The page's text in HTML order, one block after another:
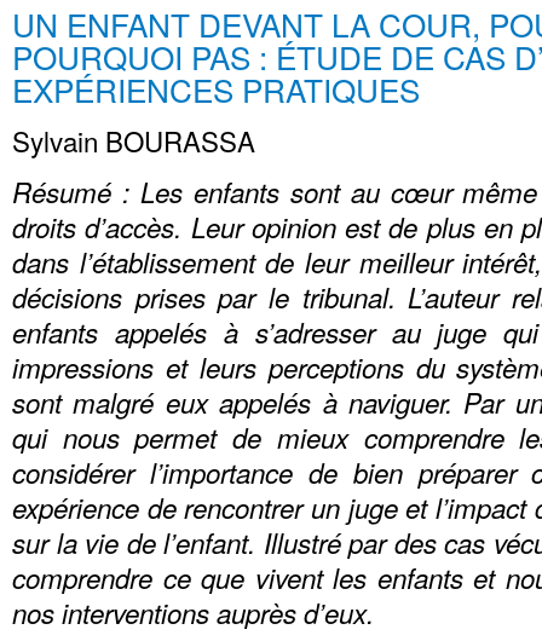
UN ENFANT DEVANT LA COUR,
POURQUOI PAS : ÉTUDE DE CAS
EXPÉRIENCES PRATIQUES
Sylvain BOURASSA
Résumé : Les enfants sont au cœur
droits d’accès. Leur opinion est de plus en
dans l’établissement de leur meilleur
décisions prises par le tribunal. L’auteur
enfants appelés à s’adresser au juge
impressions et leurs perceptions du
sont malgré eux appelés à naviguer. Par
qui nous permet de mieux comprendre
considérer l’importance de bien
expérience de rencontrer un juge et
sur la vie de l’enfant. Illustré par des cas
comprendre ce que vivent les enfants et
nos interventions auprès d’eux.